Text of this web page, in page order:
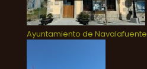
Ayuntamiento de Navalafuente